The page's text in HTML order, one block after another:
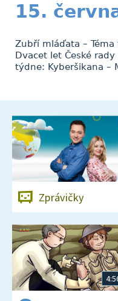
15.
Zubří mláďata –
Dvacet let České
týdne: Kyberšikana –
Zprávičky